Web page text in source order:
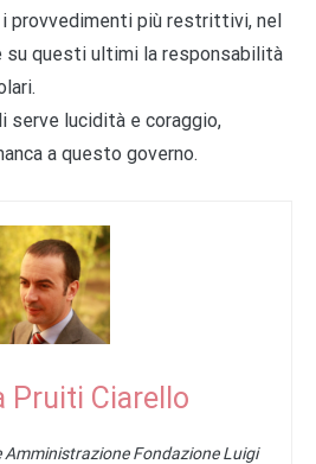
provvedimenti più restrittivi, nel
questi ultimi la responsabilità
serve lucidità e coraggio,
a questo governo.
Pruiti Ciarello
Amministrazione Fondazione Luigi